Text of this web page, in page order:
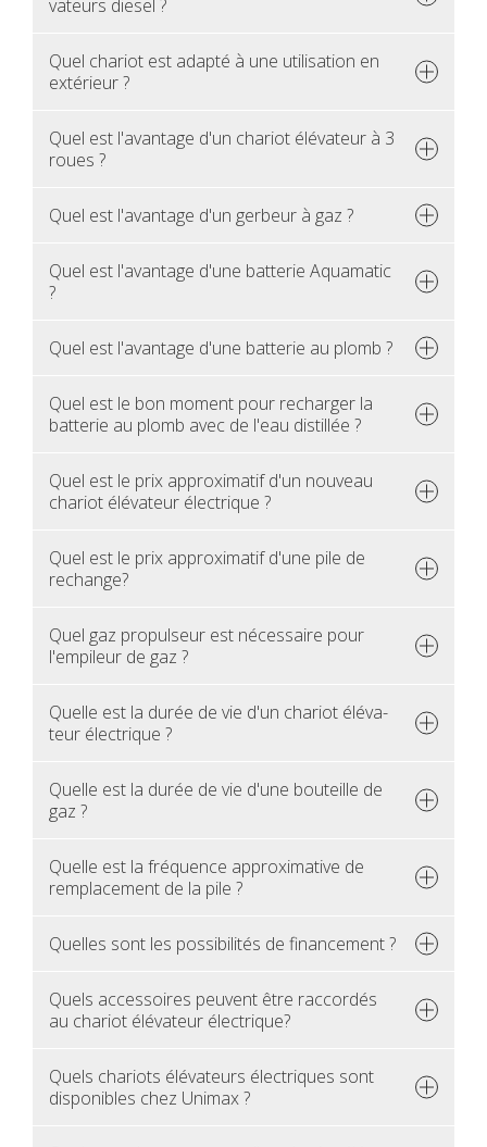
va­teurs die­sel ?
Quel cha­riot est adapté à une uti­li­sa­tion en
exté­rieur ?
Quel est l'avan­tage d'un cha­riot élé­va­teur à 3
roues ?
Quel est l'avan­tage d'un ger­beur à gaz ?
Quel est l'avan­tage d'une bat­te­rie Aqua­ma­tic
?
Quel est l'avan­tage d'une bat­te­rie au plomb ?
Quel est le bon moment pour rechar­ger la
bat­te­rie au plomb avec de l'eau dis­til­lée ?
Quel est le prix approxi­ma­tif d'un nou­veau
cha­riot élé­va­teur élec­trique ?
Quel est le prix approxi­ma­tif d'une pile de
rechange?
Quel gaz pro­pul­seur est néces­saire pour
l'em­pi­leur de gaz ?
Quelle est la durée de vie d'un cha­riot élé­va­
teur élec­trique ?
Quelle est la durée de vie d'une bou­teille de
gaz ?
Quelle est la fré­quence approxi­ma­tive de
rem­pla­ce­ment de la pile ?
Quelles sont les pos­si­bi­li­tés de finan­ce­ment ?
Quels acces­soires peuvent être rac­cor­dés
au cha­riot élé­va­teur élec­trique?
Quels cha­riots élé­va­teurs élec­triques sont
dis­po­nibles chez Uni­max ?